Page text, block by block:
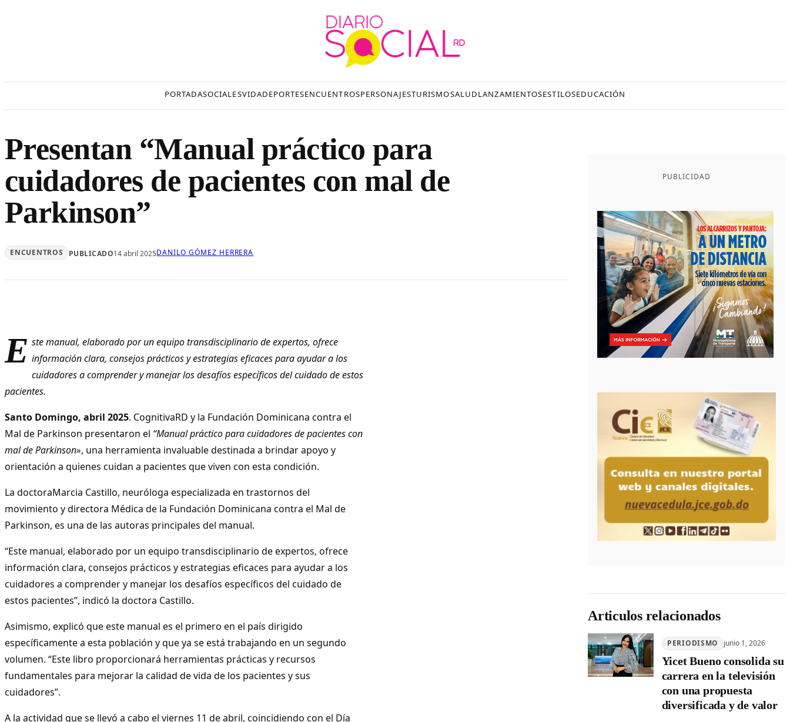
PORTADASOCIALESVIDADEPORTESENCUENTROSPERSONAJESTURISMOSALUDLANZAMIENTOSESTILOSEDUCACIÓN
Presentan “Manual práctico para
cuidadores de pacientes con mal de
Parkinson”
ENCUENTROS PUBLICADO14 abril 2025DANILO GÓMEZ HERRERA
E ste manual, elaborado por un equipo transdisciplinario de expertos, ofrece
información clara, consejos prácticos y estrategias eficaces para ayudar a los
cuidadores a comprender y manejar los desafíos específicos del cuidado de estos
pacientes.
Santo Domingo, abril 2025. CognitivaRD y la Fundación Dominicana contra el
Mal de Parkinson presentaron el “Manual práctico para cuidadores de pacientes con
mal de Parkinson», una herramienta invaluable destinada a brindar apoyo y
orientación a quienes cuidan a pacientes que viven con esta condición.
La doctoraMarcia Castillo, neuróloga especializada en trastornos del
movimiento y directora Médica de la Fundación Dominicana contra el Mal de
Parkinson, es una de las autoras principales del manual.
“Este manual, elaborado por un equipo transdisciplinario de expertos, ofrece
información clara, consejos prácticos y estrategias eficaces para ayudar a los
cuidadores a comprender y manejar los desafíos específicos del cuidado de
estos pacientes”, indicó la doctora Castillo.
Asimismo, explicó que este manual es el primero en el país dirigido
específicamente a esta población y que ya se está trabajando en un segundo
volumen. “Este libro proporcionará herramientas prácticas y recursos
fundamentales para mejorar la calidad de vida de los pacientes y sus
cuidadores”.
A la actividad que se llevó a cabo el viernes 11 de abril, coincidiendo con el Día
PUBLICIDAD
Articulos relacionados
PERIODISMO junio 1, 2026
Yicet Bueno consolida su
carrera en la televisión
con una propuesta
diversificada y de valor